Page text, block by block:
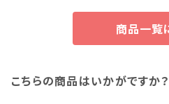
商品一覧
こちらの商品はいかがですか？